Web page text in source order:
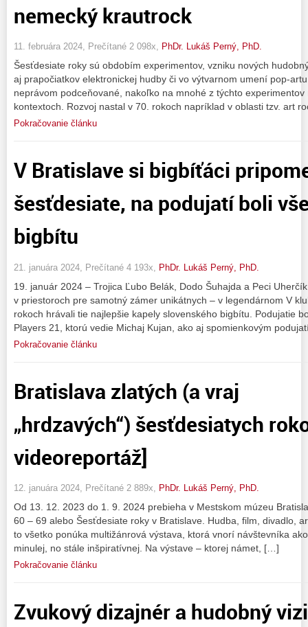
nemecký krautrock
11. februára 2024, Prečítané 2 098x, PhDr. Lukáš Perný, PhD.
Šesťdesiate roky sú obdobím experimentov, vzniku nových
aj prapočiatkov elektronickej hudby či vo výtvarnom umení pop-
neprávom podceňované, nakoľko na mnohé z týchto
kontextoch. Rozvoj nastal v 70. rokoch napríklad v oblasti tzv. art
Pokračovanie článku
V Bratislave si bigbíťáci
šesťdesiate, na podujatí boli
bigbítu
21. januára 2024, Prečítané 4 193x, PhDr. Lukáš Perný, PhD.
19. január 2024 – Trojica Ľubo Belák, Dodo Šuhajda a Peci
v priestoroch pre samotný zámer unikátnych – v legendárnom V
rokoch hrávali tie najlepšie kapely slovenského bigbítu. Podujatie
Players 21, ktorú vedie Michaj Kujan, ako aj spomienkovým
Pokračovanie článku
Bratislava zlatých (a vraj
„hrdzavých“) šesťdesiatych
videoreportáž]
12. januára 2024, Prečítané 2 889x, PhDr. Lukáš Perný, PhD.
Od 13. 12. 2023 do 1. 9. 2024 prebieha v Mestskom múzeu
60 – 69 alebo Šesťdesiate roky v Bratislave. Hudba, film, divadlo,
to všetko ponúka multižánrová výstava, ktorá vnorí návštevníka
minulej, no stále inšpiratívnej. Na výstave – ktorej námet, […]
Pokračovanie článku
Zvukový dizajnér a hudobný